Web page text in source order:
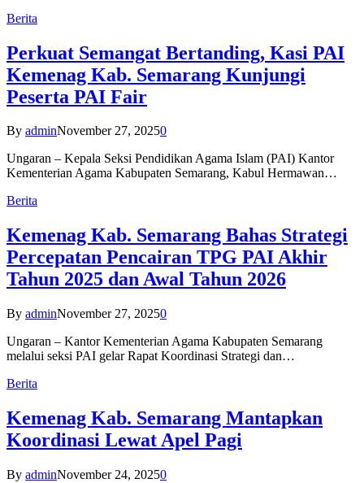
Berita
Perkuat Semangat Bertanding, Kasi PAI
Kemenag Kab. Semarang Kunjungi
Peserta PAI Fair
By adminNovember 27, 20250
Ungaran – Kepala Seksi Pendidikan Agama Islam (PAI) Kantor
Kementerian Agama Kabupaten Semarang, Kabul Hermawan…
Berita
Kemenag Kab. Semarang Bahas Strategi
Percepatan Pencairan TPG PAI Akhir
Tahun 2025 dan Awal Tahun 2026
By adminNovember 27, 20250
Ungaran – Kantor Kementerian Agama Kabupaten Semarang
melalui seksi PAI gelar Rapat Koordinasi Strategi dan…
Berita
Kemenag Kab. Semarang Mantapkan
Koordinasi Lewat Apel Pagi
By adminNovember 24, 20250